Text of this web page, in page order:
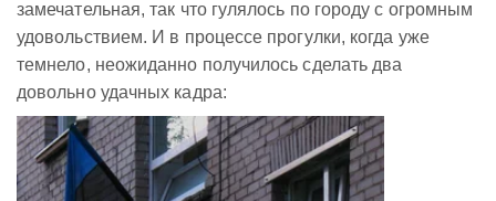
замечательная, так что гулялось по городу с огромным
удовольствием. И в процессе прогулки, когда уже
темнело, неожиданно получилось сделать два
довольно удачных кадра: